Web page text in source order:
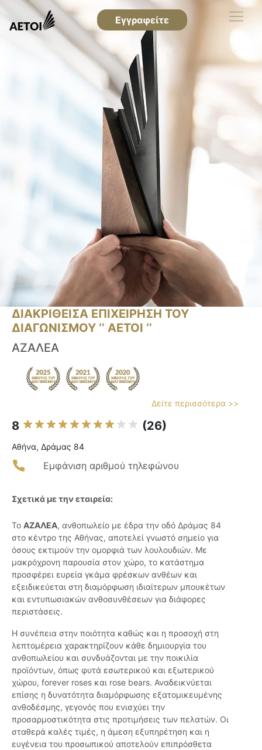
Εγγραφείτε
ΔΙΑΚΡΙΘΕΙΣΑ ΕΠΙΧΕΙΡΗΣΗ ΤΟΥ
ΔΙΑΓΩΝΙΣΜΟΥ ‘’ ΑΕΤΟΙ ‘’
ΑΖΑΛΕΑ
Δείτε περισσότερα >>
8 (26)
Αθήνα, Δράμας 84
Εμφάνιση αριθμού τηλεφώνου
Σχετικά με την εταιρεία:
Το ΑΖΑΛΕΑ, ανθοπωλείο με έδρα την οδό Δράμας 84
στο κέντρο της Αθήνας, αποτελεί γνωστό σημείο για
όσους εκτιμούν την ομορφιά των λουλουδιών. Με
μακρόχρονη παρουσία στον χώρο, το κατάστημα
προσφέρει ευρεία γκάμα φρέσκων ανθέων και
εξειδικεύεται στη διαμόρφωση ιδιαίτερων μπουκέτων
και εντυπωσιακών ανθοσυνθέσεων για διάφορες
περιστάσεις.
Η συνέπεια στην ποιότητα καθώς και η προσοχή στη
λεπτομέρεια χαρακτηρίζουν κάθε δημιουργία του
ανθοπωλείου και συνδυάζονται με την ποικιλία
προϊόντων, όπως φυτά εσωτερικού και εξωτερικού
χώρου, forever roses και rose bears. Αναδεικνύεται
επίσης η δυνατότητα διαμόρφωσης εξατομικευμένης
ανθοδέσμης, γεγονός που ενισχύει την
προσαρμοστικότητα στις προτιμήσεις των πελατών. Οι
σταθερά καλές τιμές, η άμεση εξυπηρέτηση και η
ευγένεια του προσωπικού αποτελούν επιπρόσθετα